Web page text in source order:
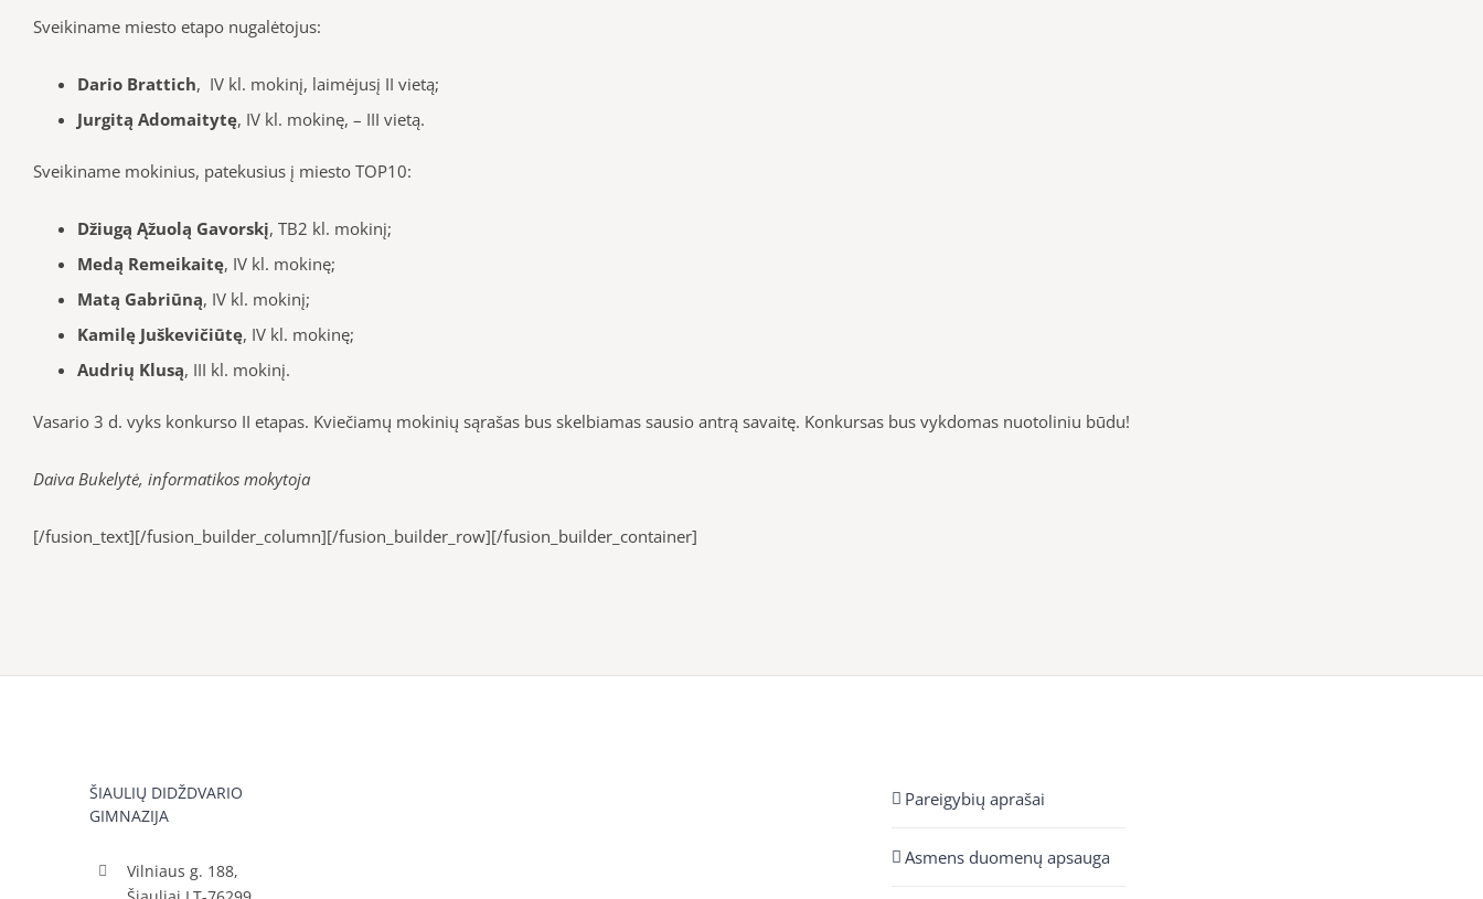
Sveikiname miesto etapo nugalėtojus:
Dario Brattich, IV kl. mokinį, laimėjusį II vietą;
Jurgitą Adomaitytę, IV kl. mokinę, – III vietą.
Sveikiname mokinius, patekusius į miesto TOP10:
Džiugą Ąžuolą Gavorskį, TB2 kl. mokinį;
Medą Remeikaitę, IV kl. mokinę;
Matą Gabriūną, IV kl. mokinį;
Kamilę Juškevičiūtę, IV kl. mokinę;
Audrių Klusą, III kl. mokinį.
Vasario 3 d. vyks konkurso II etapas. Kviečiamų mokinių sąrašas bus skelbiamas sausio antrą savaitę. Konkursas bus vykdomas nuotoliniu būdu!
Daiva Bukelytė, informatikos mokytoja
[/fusion_text][/fusion_builder_column][/fusion_builder_row][/fusion_builder_container]
ŠIAULIŲ DIDŽDVARIO
GIMNAZIJA
Vilniaus g. 188,
Pareigybių aprašai
Asmens duomenų apsauga